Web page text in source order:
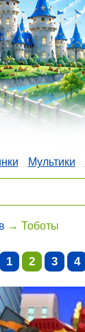
Мультики
→ Тоботы
1 2 3 4